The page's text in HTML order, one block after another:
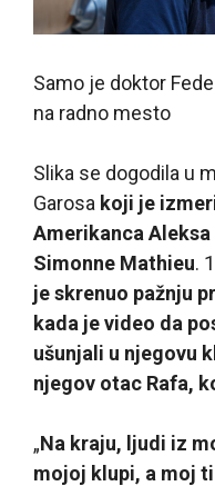
Samo je doktor
na radno mesto
Slika se dogodila u
Garosa koji je
Amerikanca
Simonne Mathieu.
je skrenuo pažnju
kada je video da
ušunjali u njegovu
njegov otac Rafa,
„Na kraju, ljudi iz
mojoj klupi, a moj